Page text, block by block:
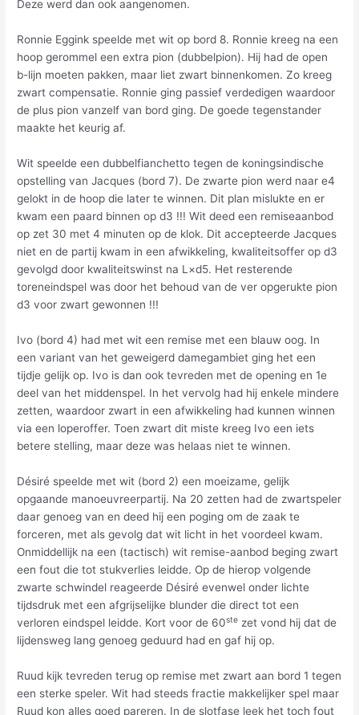
Deze werd dan ook aangenomen.
Ronnie Eggink speelde met wit op bord 8. Ronnie kreeg na een
hoop gerommel een extra pion (dubbelpion). Hij had de open
b-lijn moeten pakken, maar liet zwart binnenkomen. Zo kreeg
zwart compensatie. Ronnie ging passief verdedigen waardoor
de plus pion vanzelf van bord ging. De goede tegenstander
maakte het keurig af.
Wit speelde een dubbelfianchetto tegen de koningsindische
opstelling van Jacques (bord 7). De zwarte pion werd naar e4
gelokt in de hoop die later te winnen. Dit plan mislukte en er
kwam een paard binnen op d3 !!! Wit deed een remiseaanbod
op zet 30 met 4 minuten op de klok. Dit accepteerde Jacques
niet en de partij kwam in een afwikkeling, kwaliteitsoffer op d3
gevolgd door kwaliteitswinst na L×d5. Het resterende
toreneindspel was door het behoud van de ver opgerukte pion
d3 voor zwart gewonnen !!!
Ivo (bord 4) had met wit een remise met een blauw oog. In
een variant van het geweigerd damegambiet ging het een
tijdje gelijk op. Ivo is dan ook tevreden met de opening en 1e
deel van het middenspel. In het vervolg had hij enkele mindere
zetten, waardoor zwart in een afwikkeling had kunnen winnen
via een loperoffer. Toen zwart dit miste kreeg Ivo een iets
betere stelling, maar deze was helaas niet te winnen.
Désiré speelde met wit (bord 2) een moeizame, gelijk
opgaande manoeuvreerpartij. Na 20 zetten had de zwartspeler
daar genoeg van en deed hij een poging om de zaak te
forceren, met als gevolg dat wit licht in het voordeel kwam.
Onmiddellijk na een (tactisch) wit remise-aanbod beging zwart
een fout die tot stukverlies leidde. Op de hierop volgende
zwarte schwindel reageerde Désiré evenwel onder lichte
tijdsdruk met een afgrijselijke blunder die direct tot een
verloren eindspel leidde. Kort voor de 60ste zet vond hij dat de
lijdensweg lang genoeg geduurd had en gaf hij op.
Ruud kijk tevreden terug op remise met zwart aan bord 1 tegen
een sterke speler. Wit had steeds fractie makkelijker spel maar
Ruud kon alles goed pareren. In de slotfase leek het toch fout